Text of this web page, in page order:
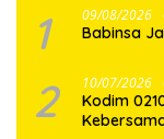
1 09/08/2026
Babinsa
2 10/07/2026
Kodim